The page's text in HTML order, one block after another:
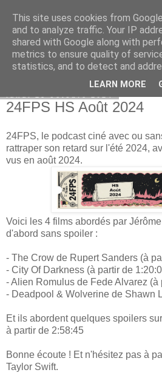
Bepod
24FPS HS Août 2024
24FPS, le podcast ciné avec ou
rattraper son retard sur l'été 2024,
vus en août 2024.
Voici les 4 films abordés par
d'abord sans spoiler :
- The Crow de Rupert Sanders (à
- City Of Darkness (à partir de
- Alien Romulus de Fede Alvarez (à
- Deadpool & Wolverine de Shawn
Et ils abordent quelques spoilers
à partir de 2:58:45
Bonne écoute ! Et n'hésitez pas à
Taylor Swift.
This site uses cookies from
and to analyze traffic. Your IP
shared with Google along with
metrics to ensure quality of
statistics, and to detect and
LEARN MORE